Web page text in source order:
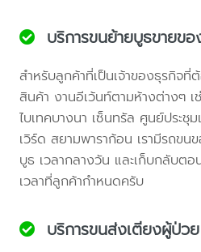
บริการขนย้ายบูธขายข
สำหรับลูกค้าที่เป็นเจ้าของธุรกิจ
สินค้า งานอีเว้นท์ตามห้างต่างๆ
ไบเทคบางนา เซ็นทรัล ศูนย์ประ
เวิร์ด สยามพาราก้อน เรามีรถข
บูธ เวลากลางวัน และเก็บกลับต
เวลาที่ลูกค้ากำหนดครับ
บริการขนส่งเตียงผู้ป่วย